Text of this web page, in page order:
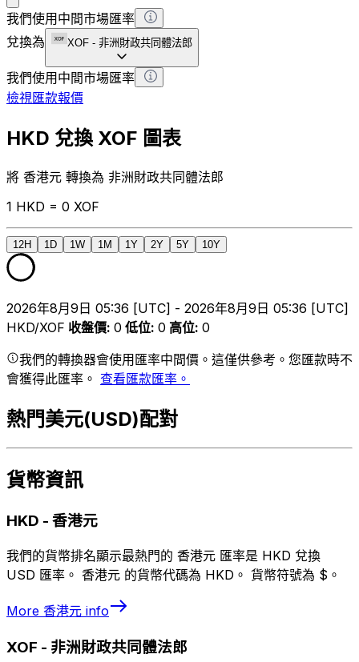
我們使用中間市場匯率
兌換為
XOF - 非洲財政共同體法郎
我們使用中間市場匯率
檢視匯款報價
HKD 兌換 XOF 圖表
將 香港元 轉換為 非洲財政共同體法郎
1 HKD = 0 XOF
12H 1D 1W 1M 1Y 2Y 5Y 10Y
2026年8月9日 05:36 [UTC] - 2026年8月9日 05:36 [UTC]
HKD/XOF 收盤價: 0 低位: 0 高位: 0
我們的轉換器會使用匯率中間價。這僅供參考。您匯款時不
會獲得此匯率。 查看匯款匯率。
熱門美元(USD)配對
貨幣資訊
HKD - 香港元
我們的貨幣排名顯示最熱門的 香港元 匯率是 HKD 兌換
USD 匯率。 香港元 的貨幣代碼為 HKD。 貨幣符號為 $。
More 香港元 info
XOF - 非洲財政共同體法郎